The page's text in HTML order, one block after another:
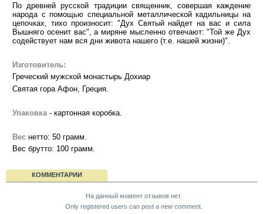
По древней русской традиции священник, совершая каждение
народа с помощью специальной металлической кадильницы на
цепочках, тихо произносит: "Дух Святый найдет на вас и сила
Вышняго осенит вас", а миряне мысленно отвечают: "Той же Дух
содействует нам вся дни живота нашего (т.е. нашей жизни)".
Изготовитель:
Греческий мужской монастырь Дохиар
Святая гора Афон, Греция.
Упаковка - картонная коробка.
Вес нетто: 50 грамм.
Вес брутто: 100 грамм.
КОММЕНТАРИИ
На данный момент отзывов нет.
Only registered users can post a new comment.